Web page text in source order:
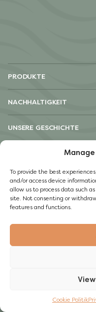
To provide the best
and/or access device
allow us to process data such
site. Not consenting or
features and functions.
Cookie Politik
PRODUKTE
NACHHALTIGKEIT
UNSERE GESCHICHTE